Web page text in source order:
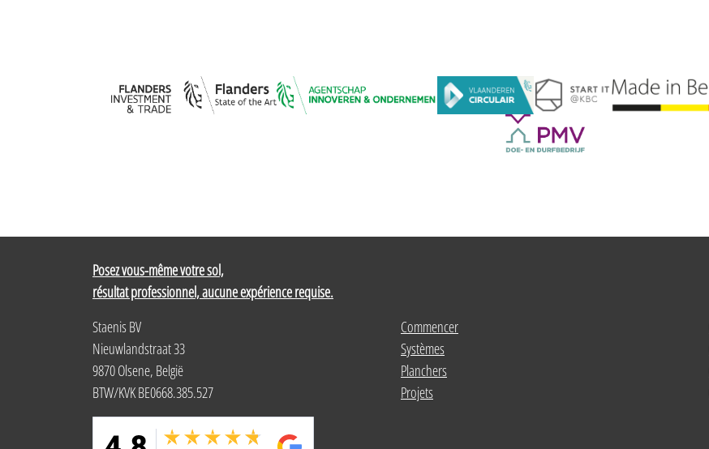
Posez vous-même votre sol,
résultat professionnel, aucune expérience requise.
Staenis BV
Nieuwlandstraat 33
9870 Olsene, België
BTW/KVK BE0668.385.527
Commencer
Systèmes
Planchers
Projets